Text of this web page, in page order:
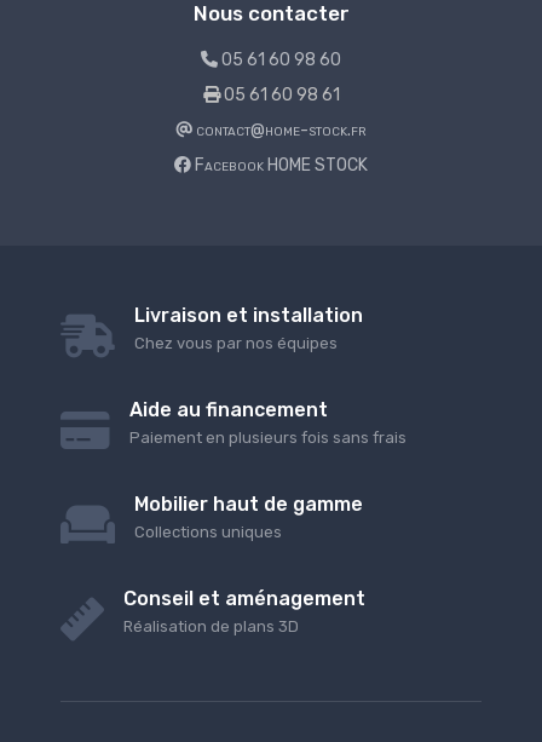
Nous contacter
05 61 60 98 60
05 61 60 98 61
contact@home-stock.fr
Facebook HOME STOCK
Livraison et installation
Chez vous par nos équipes
Aide au financement
Paiement en plusieurs fois sans frais
Mobilier haut de gamme
Collections uniques
Conseil et aménagement
Réalisation de plans 3D